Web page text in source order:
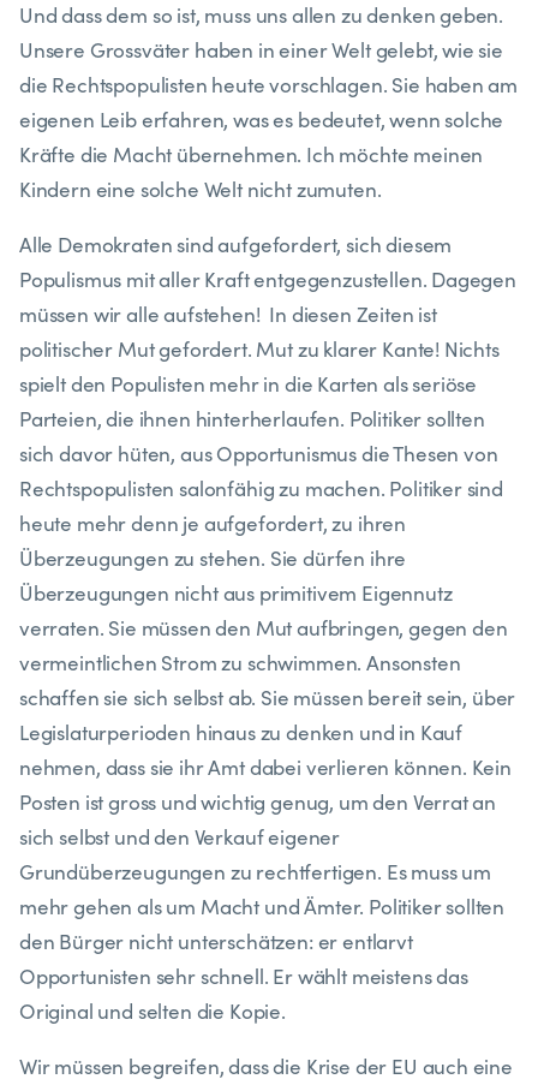
Und dass dem so ist, muss uns allen zu denken geben.
Unsere Grossväter haben in einer Welt gelebt, wie sie
die Rechtspopulisten heute vorschlagen. Sie haben am
eigenen Leib erfahren, was es bedeutet, wenn solche
Kräfte die Macht übernehmen. Ich möchte meinen
Kindern eine solche Welt nicht zumuten.
Alle Demokraten sind aufgefordert, sich diesem
Populismus mit aller Kraft entgegenzustellen. Dagegen
müssen wir alle aufstehen! In diesen Zeiten ist
politischer Mut gefordert. Mut zu klarer Kante! Nichts
spielt den Populisten mehr in die Karten als seriöse
Parteien, die ihnen hinterherlaufen. Politiker sollten
sich davor hüten, aus Opportunismus die Thesen von
Rechtspopulisten salonfähig zu machen. Politiker sind
heute mehr denn je aufgefordert, zu ihren
Überzeugungen zu stehen. Sie dürfen ihre
Überzeugungen nicht aus primitivem Eigennutz
verraten. Sie müssen den Mut aufbringen, gegen den
vermeintlichen Strom zu schwimmen. Ansonsten
schaffen sie sich selbst ab. Sie müssen bereit sein, über
Legislaturperioden hinaus zu denken und in Kauf
nehmen, dass sie ihr Amt dabei verlieren können. Kein
Posten ist gross und wichtig genug, um den Verrat an
sich selbst und den Verkauf eigener
Grundüberzeugungen zu rechtfertigen. Es muss um
mehr gehen als um Macht und Ämter. Politiker sollten
den Bürger nicht unterschätzen: er entlarvt
Opportunisten sehr schnell. Er wählt meistens das
Original und selten die Kopie.
Wir müssen begreifen, dass die Krise der EU auch eine